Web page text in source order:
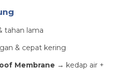
tahan lama
& cepat kering
Membrane → kedap air +